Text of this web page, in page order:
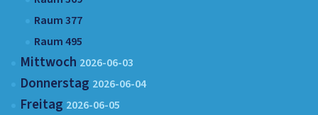
Raum 377
Raum 495
Mittwoch 2026-06-03
Donnerstag 2026-06-04
Freitag 2026-06-05